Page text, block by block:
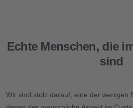
Kosten
Lade die App
Echte Menschen, die
sind
Wir sind stolz darauf, eine der wenigen